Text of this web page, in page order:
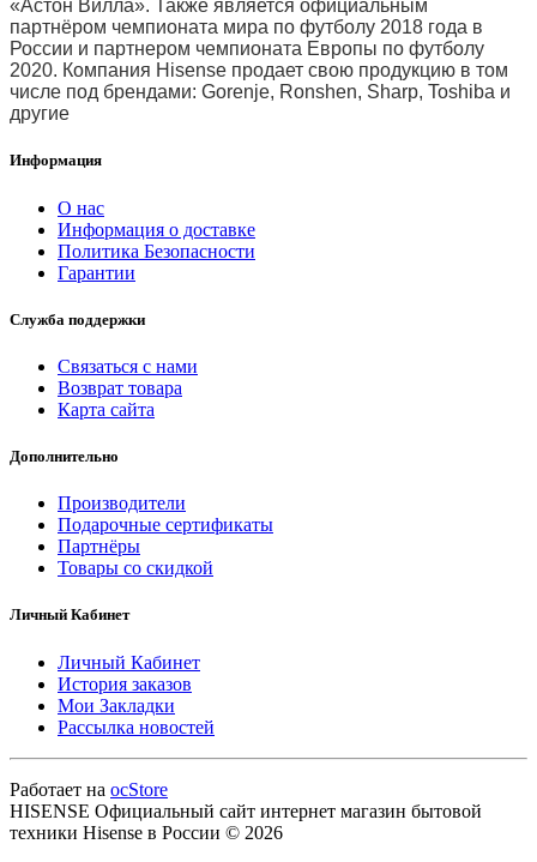
«Астон Вилла». Также является официальным
партнёром чемпионата мира по футболу 2018 года в
России и партнером чемпионата Европы по футболу
2020. Компания Hisense продает свою продукцию в том
числе под брендами: Gorenje, Ronshen, Sharp, Toshiba и
другие
Информация
О нас
Информация о доставке
Политика Безопасности
Гарантии
Служба поддержки
Связаться с нами
Возврат товара
Карта сайта
Дополнительно
Производители
Подарочные сертификаты
Партнёры
Товары со скидкой
Личный Кабинет
Личный Кабинет
История заказов
Мои Закладки
Рассылка новостей
Работает на ocStore
HISENSE Официальный сайт интернет магазин бытовой
техники Hisense в России © 2026